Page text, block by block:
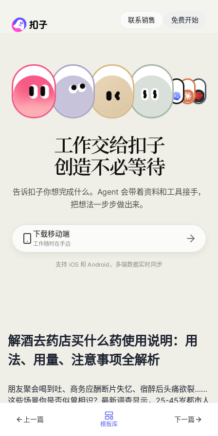
联系销售 免费开始
工作交给扣子
创造不必等待
告诉扣子你想完成什么。Agent 会带着资料和工具接手，
把想法一步步做出来。
下载移动端
工作随时在手边
支持 iOS 和 Android，多端数据实时同步
解酒去药店买什么药使用说明：用
法、用量、注意事项全解析
朋友聚会喝到吐、商务应酬断片失忆、宿醉后头痛欲裂……
这些场景你是否似曾相识？最新调查显示，25-45岁都市人
群中68%存在饮酒后代谢异常，酒后头痛、肝功能轻度异
常成为高频健康问题。当不得不饮酒时，很多人会想到去药
上一篇
模板库
下一篇